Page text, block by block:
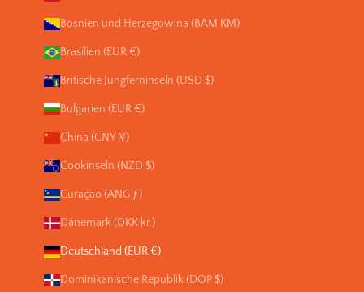
Bosnien und Herzegowina (BAM КМ)
Brasilien (EUR €)
Britische Jungferninseln (USD $)
Bulgarien (EUR €)
China (CNY ¥)
Cookinseln (NZD $)
Curaçao (ANG ƒ)
Dänemark (DKK kr.)
Deutschland (EUR €)
Dominikanische Republik (DOP $)